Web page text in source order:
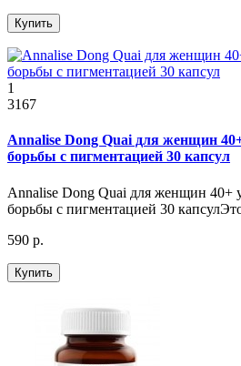
Купить
1
3167
Annalise Dong Quai для женщин
борьбы с пигментацией 30 капсул
Annalise Dong Quai для женщин 40+
борьбы с пигментацией 30
590 р.
Купить